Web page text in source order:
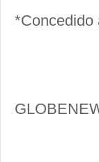
*Concedido